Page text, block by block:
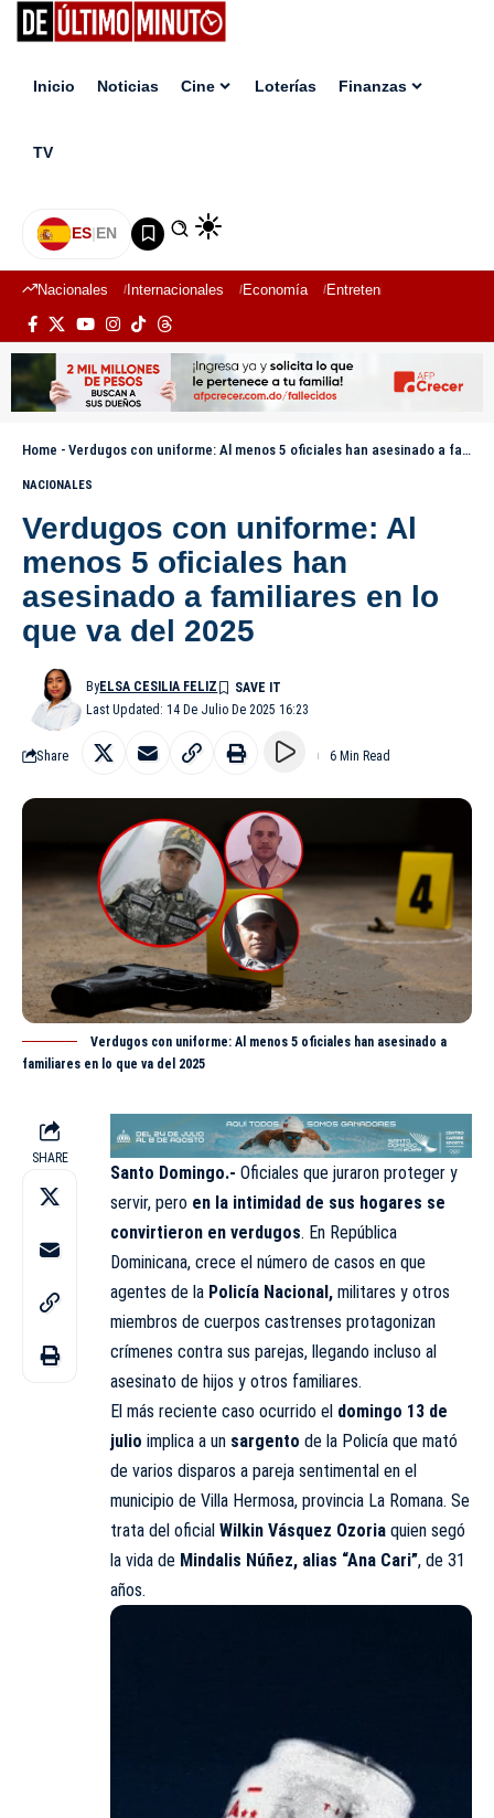
Inicio Noticias Cine Loterías Finanzas
TV
ES|EN
Nacionales Internacionales Economía Entretenimiento
Home - Verdugos con uniforme: Al menos 5 oficiales han asesinado a familiares en lo que va del 2025
NACIONALES
Verdugos con uniforme: Al
menos 5 oficiales han
asesinado a familiares en lo
que va del 2025
Last Updated: 14 De Julio De 2025 16:23
ByELSA CESILIA FELIZ
Share 6 Min Read
Verdugos con uniforme: Al menos 5 oficiales han asesinado a
familiares en lo que va del 2025
SHARE
Santo Domingo.- Oficiales que juraron proteger y
servir, pero en la intimidad de sus hogares se
convirtieron en verdugos. En República
Dominicana, crece el número de casos en que
agentes de la Policía Nacional, militares y otros
miembros de cuerpos castrenses protagonizan
crímenes contra sus parejas, llegando incluso al
asesinato de hijos y otros familiares.
El más reciente caso ocurrido el domingo 13 de
julio implica a un sargento de la Policía que mató
de varios disparos a pareja sentimental en el
municipio de Villa Hermosa, provincia La Romana. Se
trata del oficial Wilkin Vásquez Ozoria quien segó
la vida de Mindalis Núñez, alias “Ana Cari”, de 31
años.